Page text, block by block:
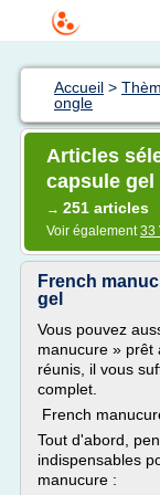
Accueil >
ongle
Articles
capsule gel
→ 251 articles
Voir également33
French
gel
Vous pouvez
manucure » prêt
réunis, il vous
complet.
French
Tout d'abord,
indispensables
manucure :